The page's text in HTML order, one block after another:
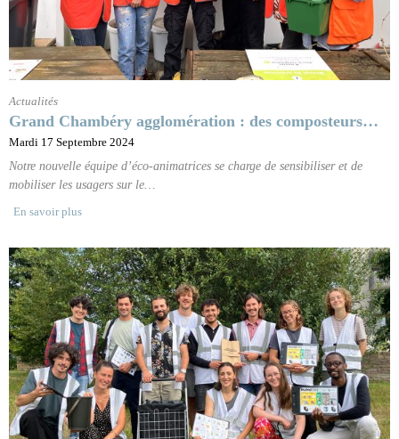
Actualités
Grand Chambéry agglomération : des composteurs…
Mardi 17 Septembre 2024
Notre nouvelle équipe d’éco-animatrices se charge de sensibiliser et de
mobiliser les usagers sur le…
En savoir plus